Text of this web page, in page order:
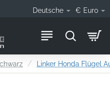
Deutsche € Euro
Linker Honda Flügel